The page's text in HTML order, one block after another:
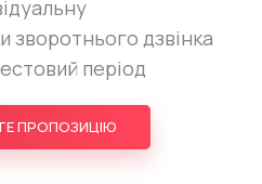
зворотнього дзвінка
період
ПРОПОЗИЦІЮ